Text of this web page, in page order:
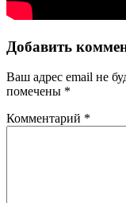
Добавить
Ваш адрес email не
помечены *
Комментарий *